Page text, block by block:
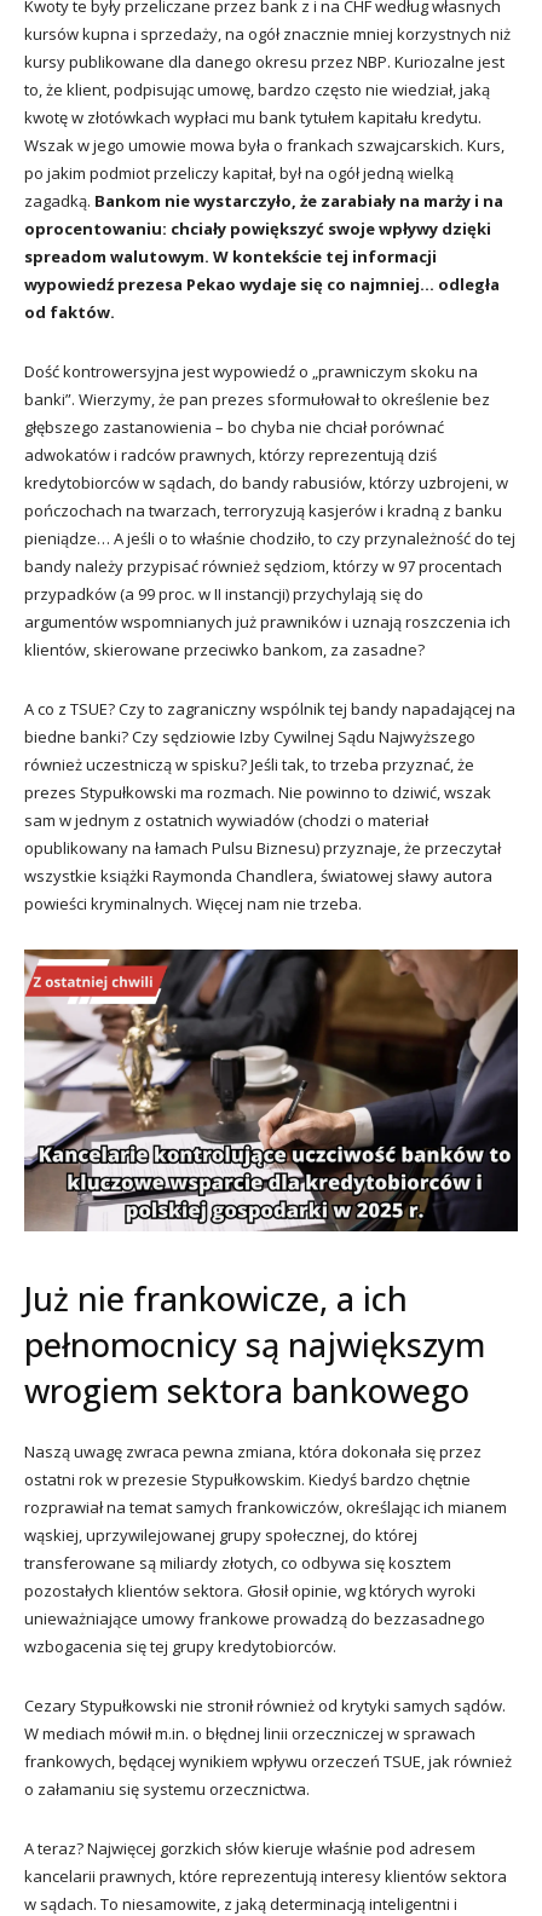
Kwoty te były przeliczane przez bank z i na CHF według własnych
kursów kupna i sprzedaży, na ogół znacznie mniej korzystnych niż
kursy publikowane dla danego okresu przez NBP. Kuriozalne jest
to, że klient, podpisując umowę, bardzo często nie wiedział, jaką
kwotę w złotówkach wypłaci mu bank tytułem kapitału kredytu.
Wszak w jego umowie mowa była o frankach szwajcarskich. Kurs,
po jakim podmiot przeliczy kapitał, był na ogół jedną wielką
zagadką. Bankom nie wystarczyło, że zarabiały na marży i na
oprocentowaniu: chciały powiększyć swoje wpływy dzięki
spreadom walutowym. W kontekście tej informacji
wypowiedź prezesa Pekao wydaje się co najmniej… odległa
od faktów.
Dość kontrowersyjna jest wypowiedź o „prawniczym skoku na
banki”. Wierzymy, że pan prezes sformułował to określenie bez
głębszego zastanowienia – bo chyba nie chciał porównać
adwokatów i radców prawnych, którzy reprezentują dziś
kredytobiorców w sądach, do bandy rabusiów, którzy uzbrojeni, w
pończochach na twarzach, terroryzują kasjerów i kradną z banku
pieniądze… A jeśli o to właśnie chodziło, to czy przynależność do tej
bandy należy przypisać również sędziom, którzy w 97 procentach
przypadków (a 99 proc. w II instancji) przychylają się do
argumentów wspomnianych już prawników i uznają roszczenia ich
klientów, skierowane przeciwko bankom, za zasadne?
A co z TSUE? Czy to zagraniczny wspólnik tej bandy napadającej na
biedne banki? Czy sędziowie Izby Cywilnej Sądu Najwyższego
również uczestniczą w spisku? Jeśli tak, to trzeba przyznać, że
prezes Stypułkowski ma rozmach. Nie powinno to dziwić, wszak
sam w jednym z ostatnich wywiadów (chodzi o materiał
opublikowany na łamach Pulsu Biznesu) przyznaje, że przeczytał
wszystkie książki Raymonda Chandlera, światowej sławy autora
powieści kryminalnych. Więcej nam nie trzeba.
Już nie frankowicze, a ich
pełnomocnicy są największym
wrogiem sektora bankowego
Naszą uwagę zwraca pewna zmiana, która dokonała się przez
ostatni rok w prezesie Stypułkowskim. Kiedyś bardzo chętnie
rozprawiał na temat samych frankowiczów, określając ich mianem
wąskiej, uprzywilejowanej grupy społecznej, do której
transferowane są miliardy złotych, co odbywa się kosztem
pozostałych klientów sektora. Głosił opinie, wg których wyroki
unieważniające umowy frankowe prowadzą do bezzasadnego
wzbogacenia się tej grupy kredytobiorców.
Cezary Stypułkowski nie stronił również od krytyki samych sądów.
W mediach mówił m.in. o błędnej linii orzeczniczej w sprawach
frankowych, będącej wynikiem wpływu orzeczeń TSUE, jak również
o załamaniu się systemu orzecznictwa.
A teraz? Najwięcej gorzkich słów kieruje właśnie pod adresem
kancelarii prawnych, które reprezentują interesy klientów sektora
w sądach. To niesamowite, z jaką determinacją inteligentni i